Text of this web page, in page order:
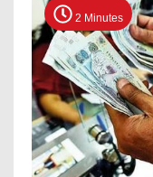
2 Minutes